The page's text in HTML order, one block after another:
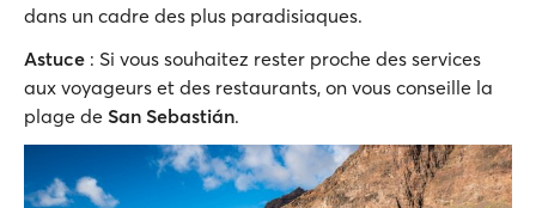
dans un cadre des plus paradisiaques.
Astuce : Si vous souhaitez rester proche des services
aux voyageurs et des restaurants, on vous conseille la
plage de San Sebastián.